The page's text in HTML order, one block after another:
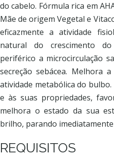
do cabelo. Fórmula rica em
Mãe de origem Vegetal e
eficazmente a atividade
natural do crescimento
periférico a microcirculação
secreção sebácea. Melhora
atividade metabólica do
e às suas propriedades,
melhora o estado da sua
brilho, parando
REQUISITOS